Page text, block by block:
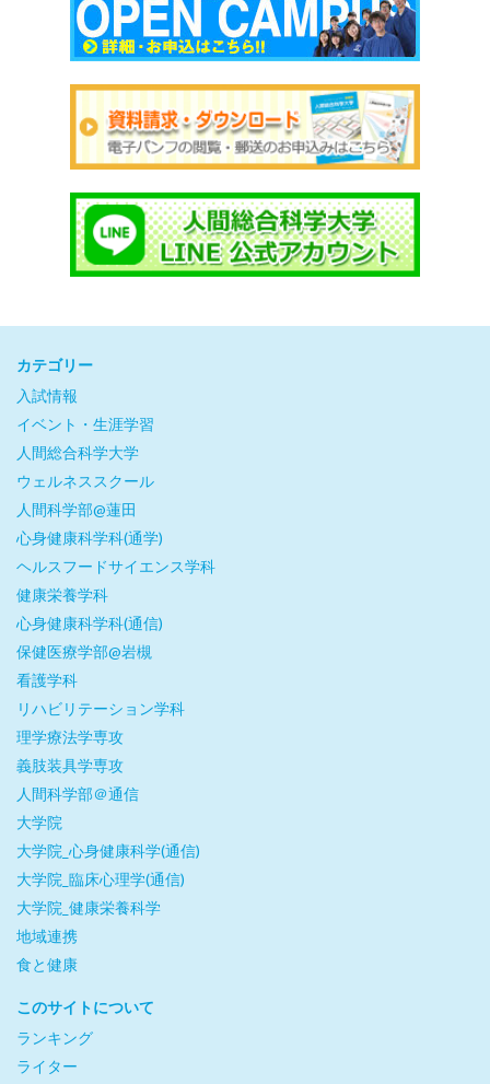
カテゴリー
入試情報
イベント・生涯学習
人間総合科学大学
ウェルネススクール
人間科学部@蓮田
心身健康科学科(通学)
ヘルスフードサイエンス学科
健康栄養学科
心身健康科学科(通信)
保健医療学部@岩槻
看護学科
リハビリテーション学科
理学療法学専攻
義肢装具学専攻
人間科学部＠通信
大学院
大学院_心身健康科学(通信)
大学院_臨床心理学(通信)
大学院_健康栄養科学
地域連携
食と健康
このサイトについて
ランキング
ライター